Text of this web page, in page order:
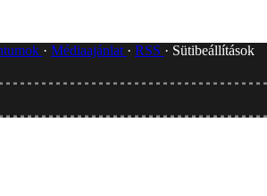
Médiaajánlat RSS
Sütibeállítások